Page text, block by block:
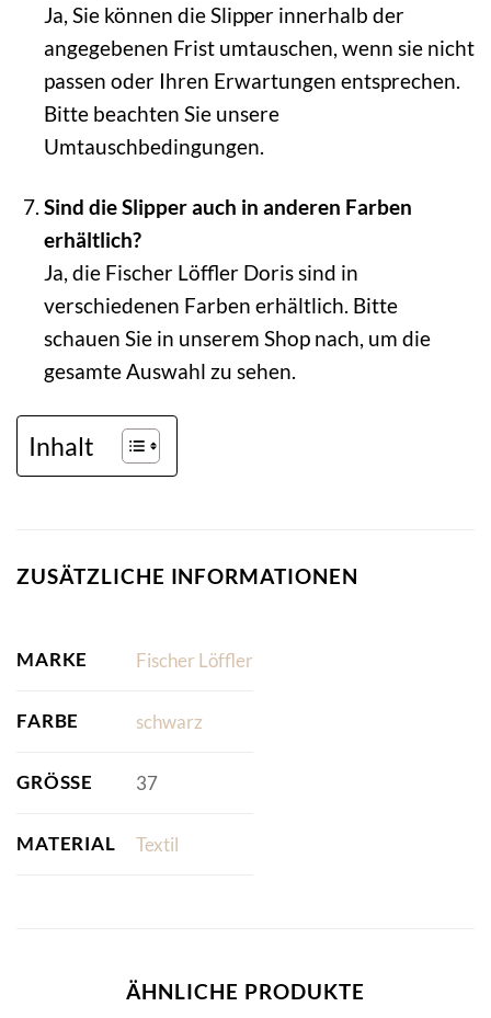
Ja, Sie können die Slipper innerhalb der
angegebenen Frist umtauschen, wenn sie nicht
passen oder Ihren Erwartungen entsprechen.
Bitte beachten Sie unsere
Umtauschbedingungen.
Sind die Slipper auch in anderen Farben
erhältlich?
Ja, die Fischer Löffler Doris sind in
verschiedenen Farben erhältlich. Bitte
schauen Sie in unserem Shop nach, um die
gesamte Auswahl zu sehen.
Inhalt
ZUSÄTZLICHE INFORMATIONEN
MARKE Fischer Löffler
FARBE schwarz
GRÖSSE 37
MATERIAL Textil
ÄHNLICHE PRODUKTE